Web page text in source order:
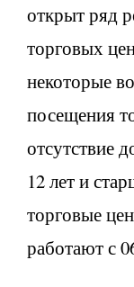
открыт ряд
торговых
некоторые
посещения
отсутствие
12 лет и
торговые
работают с